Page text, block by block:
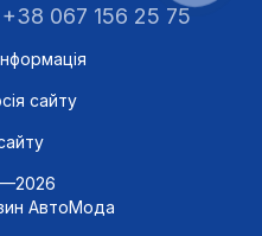
+38 067 156 25 75
сайту
АвтоМода